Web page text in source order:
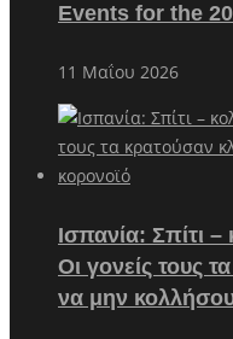
Events for the
11 Μαΐου 2026
Ισπανία: Σπίτι –
Οι γονείς τους
να μην